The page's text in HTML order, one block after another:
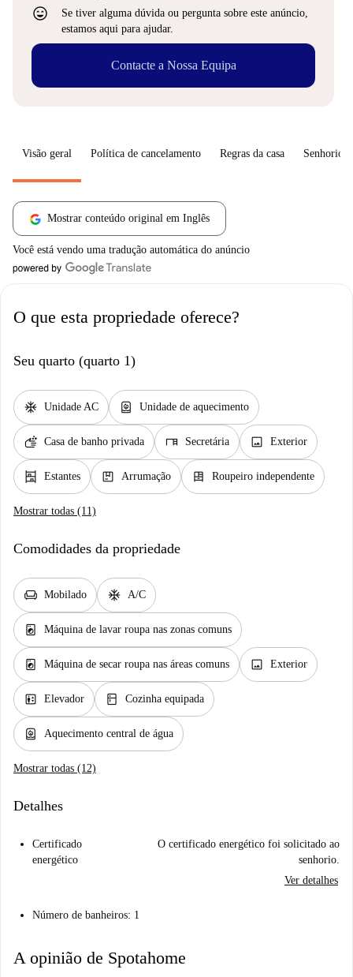
sentiment_very_satisfied
Se tiver alguma dúvida ou pergunta sobre este anúncio,
estamos aqui para ajudar.
Contacte a Nossa Equipa
Visão geral Política de cancelamento Regras da casa Senhorio
Mostrar conteúdo original em Inglês
Você está vendo uma tradução automática do anúncio
O que esta propriedade oferece?
Seu quarto (quarto 1)
ac_unit Unidade AC water_heater Unidade de aquecimento
soap Casa de banho privada desk Secretária image Exterior
shelves Estantes package Arrumação dresser Roupeiro independente
Mostrar todas (11)
Comodidades da propriedade
chair Mobilado ac_unit A/C
local_laundry_service Máquina de lavar roupa nas zonas comuns
local_laundry_service Máquina de secar roupa nas áreas comuns image Exterior
elevator Elevador kitchen Cozinha equipada
water_heater Aquecimento central de água
Mostrar todas (12)
Detalhes
Certificado
energético
O certificado energético foi solicitado ao
senhorio.
Ver detalhes
Número de banheiros: 1
A opinião de Spotahome